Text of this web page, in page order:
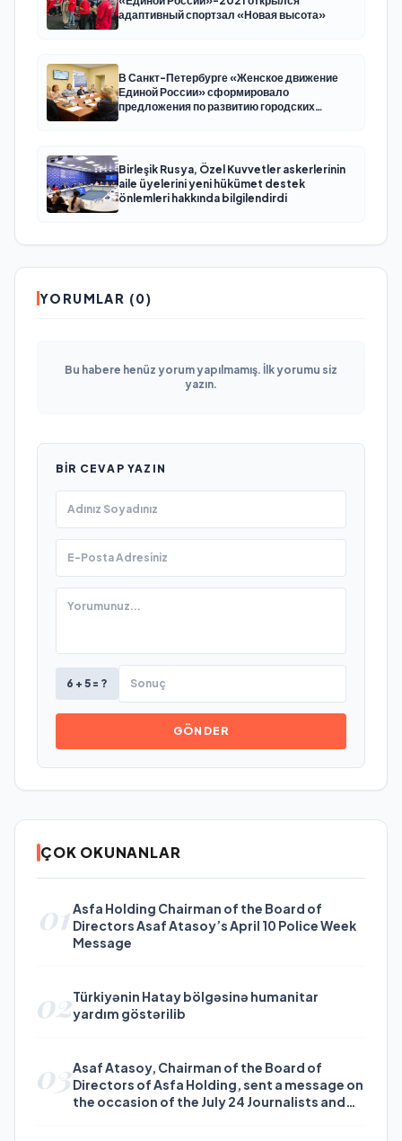
адаптивный спортзал «Новая высота»
В Санкт-Петербурге «Женское движение
Единой России» сформировало
предложения по развитию городских
Birleşik Rusya, Özel Kuvvetler askerlerinin
aile üyelerini yeni hükümet destek
önlemleri hakkında bilgilendirdi
YORUMLAR (0)
Bu habere henüz yorum yapılmamış. İlk yorumu siz
yazın.
BIR CEVAP YAZIN
6 + 5 = ?
GÖNDER
ÇOK OKUNANLAR
01Asfa Holding Chairman of the Board of
Directors Asaf Atasoy’s April 10 Police Week
Message
02Türkiyənin Hatay bölgəsinə humanitar
yardım göstərilib
03Asaf Atasoy, Chairman of the Board of
Directors of Asfa Holding, sent a message on
the occasion of the July 24 Journalists and